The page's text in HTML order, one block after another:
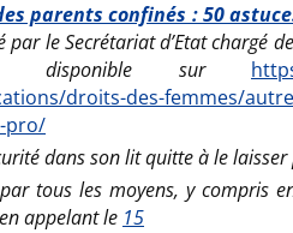
parents confinés : 50
par le Secrétariat d’Etat chargé
disponible sur
droits-des-femmes/
pro/
dans son lit quitte à le
tous les moyens, y compris
appelant le 15